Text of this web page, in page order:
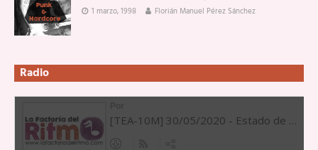
1 marzo, 1998 Florián Manuel Pérez Sánchez
Radio